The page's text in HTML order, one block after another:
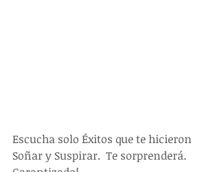
Escucha solo Éxitos que te hicieron
Soñar y Suspirar.  Te sorprenderá.